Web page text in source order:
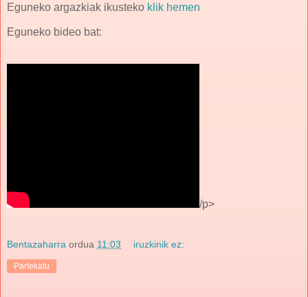
Eguneko argazkiak ikusteko klik hemen
Eguneko bideo bat:
/p>
Bentazaharra ordua 11:03 iruzkinik ez:
Partekatu